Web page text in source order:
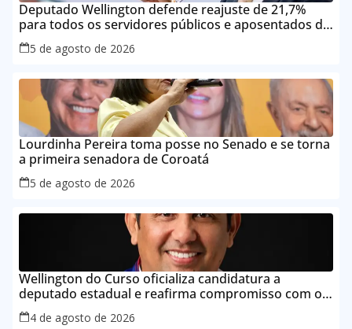
Deputado Wellington defende reajuste de 21,7%
para todos os servidores públicos e aposentados do
Maranhão
5 de agosto de 2026
Lourdinha Pereira toma posse no Senado e se torna
a primeira senadora de Coroatá
5 de agosto de 2026
Wellington do Curso oficializa candidatura a
deputado estadual e reafirma compromisso com o
povo do Maranhão
4 de agosto de 2026